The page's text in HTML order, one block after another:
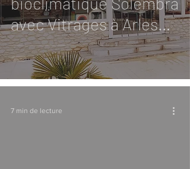
avec Vitrages à Arles
dans les Bouches-du-
Rhône
7 min de lecture